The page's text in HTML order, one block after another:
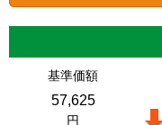
基準価額
57,625
円